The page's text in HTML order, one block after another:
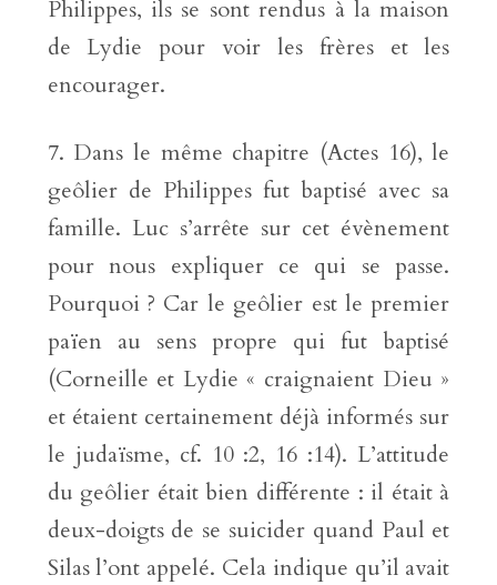
Philippes, ils se sont rendus à la maison
de Lydie pour voir les frères et les
encourager.
Dans le même chapitre (Actes 16), le
geôlier de Philippes fut baptisé avec sa
famille. Luc s’arrête sur cet évènement
pour nous expliquer ce qui se passe.
Pourquoi ? Car le geôlier est le premier
païen au sens propre qui fut baptisé
(Corneille et Lydie « craignaient Dieu »
et étaient certainement déjà informés sur
le judaïsme, cf. 10 :2, 16 :14). L’attitude
du geôlier était bien différente : il était à
deux-doigts de se suicider quand Paul et
Silas l’ont appelé. Cela indique qu’il avait